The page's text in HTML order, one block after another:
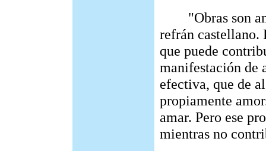
"Obras son
refrán castellano.
que puede
manifestación de
efectiva, que de
propiamente
amar. Pero ese
mientras no